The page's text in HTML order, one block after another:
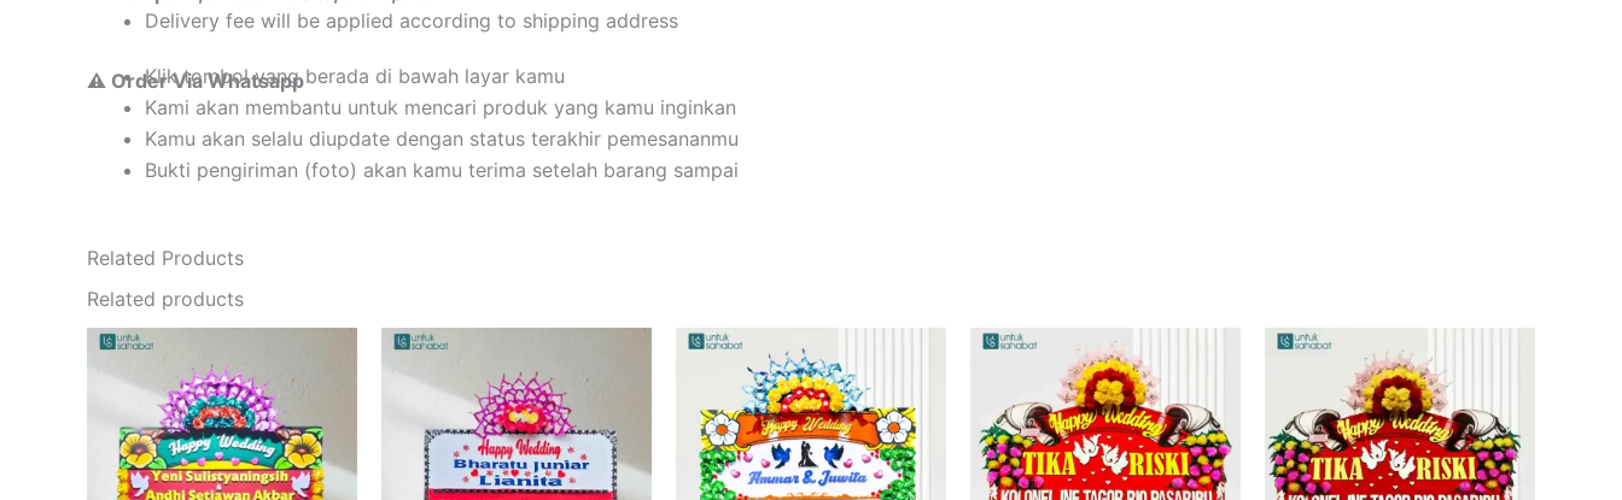
Delivery fee will be applied according to shipping address
⚠️ Order Via Whatsapp
Klik tombol yang berada di bawah layar kamu
Kami akan membantu untuk mencari produk yang kamu inginkan
Kamu akan selalu diupdate dengan status terakhir pemesananmu
Bukti pengiriman (foto) akan kamu terima setelah barang sampai
Related Products
Related products